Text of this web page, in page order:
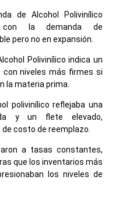
de Alcohol Polivinílico
con la demanda de
pero no en expansión.
Polivinílico indica un
niveles más firmes si
la materia prima.
polivinílico reflejaba una
y un flete elevado,
costo de reemplazo.
a tasas constantes,
que los inventarios más
los niveles de